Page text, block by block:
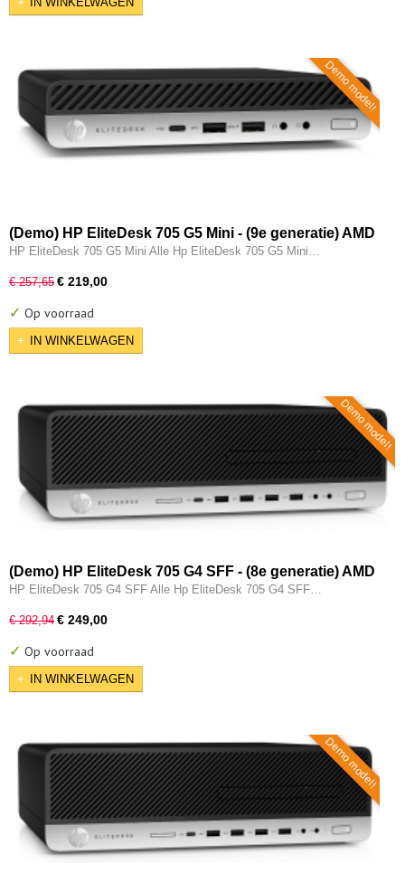
Demo model!
(Demo) HP EliteDesk 705 G5 Mini - (9e generatie) AMD
Ryzen 3 Pro @ 3200G - 8GB - 256GB M.2 SSD - Type-C
HP EliteDesk 705 G5 Mini Alle Hp EliteDesk 705 G5 Mini…
€ 257,65 € 219,00
✓ Op voorraad
IN WINKELWAGEN
Demo model!
(Demo) HP EliteDesk 705 G4 SFF - (8e generatie) AMD
Ryzen 5 Pro @ 2400G - 8GB - 256GB M.2 SSD - DVDRW -
HP EliteDesk 705 G4 SFF Alle Hp EliteDesk 705 G4 SFF…
€ 292,94 € 249,00
✓ Op voorraad
IN WINKELWAGEN
Demo model!